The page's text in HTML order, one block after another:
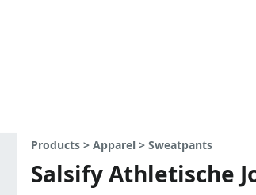
Products > Apparel > Sweatpants
Salsify Athletische